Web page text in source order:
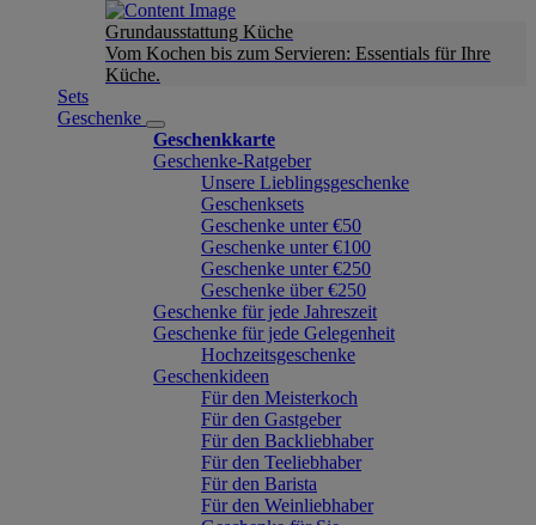
Grundausstattung Küche
Vom Kochen bis zum Servieren: Essentials für Ihre
Küche.
Sets
Geschenke
Geschenkkarte
Geschenke-Ratgeber
Unsere Lieblingsgeschenke
Geschenksets
Geschenke unter €50
Geschenke unter €100
Geschenke unter €250
Geschenke über €250
Geschenke für jede Jahreszeit
Geschenke für jede Gelegenheit
Hochzeitsgeschenke
Geschenkideen
Für den Meisterkoch
Für den Gastgeber
Für den Backliebhaber
Für den Teeliebhaber
Für den Barista
Für den Weinliebhaber